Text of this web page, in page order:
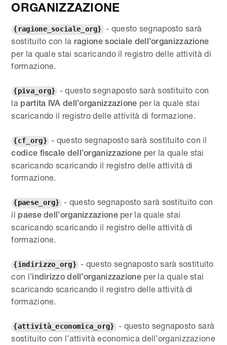
ORGANIZZAZIONE
{ragione_sociale_org} - questo segnaposto sarà
sostituito con la ragione sociale dell’organizzazione
per la quale stai scaricando il registro delle attività di
formazione.
{piva_org} - questo segnaposto sarà sostituito con
la partita IVA dell’organizzazione per la quale stai
scaricando il registro delle attività di formazione.
{cf_org} - questo segnaposto sarà sostituito con il
codice fiscale dell’organizzazione per la quale stai
scaricando scaricando il registro delle attività di
formazione.
{paese_org} - questo segnaposto sarà sostituito con
il paese dell’organizzazioneper la quale stai
scaricando scaricando il registro delle attività di
formazione.
{indirizzo_org} - questo segnaposto sarà sostituito
con l’indirizzo dell’organizzazioneper la quale stai
scaricando scaricando il registro delle attività di
formazione.
{attività_economica_org} - questo segnaposto sarà
sostituito con l’attività economica dell’organizzazione